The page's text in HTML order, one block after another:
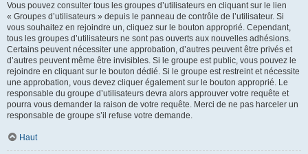
Vous pouvez consulter tous les groupes d’utilisateurs en cliquant sur le lien
« Groupes d’utilisateurs » depuis le panneau de contrôle de l’utilisateur. Si
vous souhaitez en rejoindre un, cliquez sur le bouton approprié. Cependant,
tous les groupes d’utilisateurs ne sont pas ouverts aux nouvelles adhésions.
Certains peuvent nécessiter une approbation, d’autres peuvent être privés et
d’autres peuvent même être invisibles. Si le groupe est public, vous pouvez le
rejoindre en cliquant sur le bouton dédié. Si le groupe est restreint et nécessite
une approbation, vous devez cliquer également sur le bouton approprié. Le
responsable du groupe d’utilisateurs devra alors approuver votre requête et
pourra vous demander la raison de votre requête. Merci de ne pas harceler un
responsable de groupe s’il refuse votre demande.
Haut